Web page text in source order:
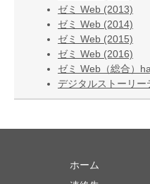
ゼミ Web (2013)
ゼミ Web (2014)
ゼミ Web (2015)
ゼミ Web (2016)
ゼミ Web（総合）
デジタルストーリー
ホーム